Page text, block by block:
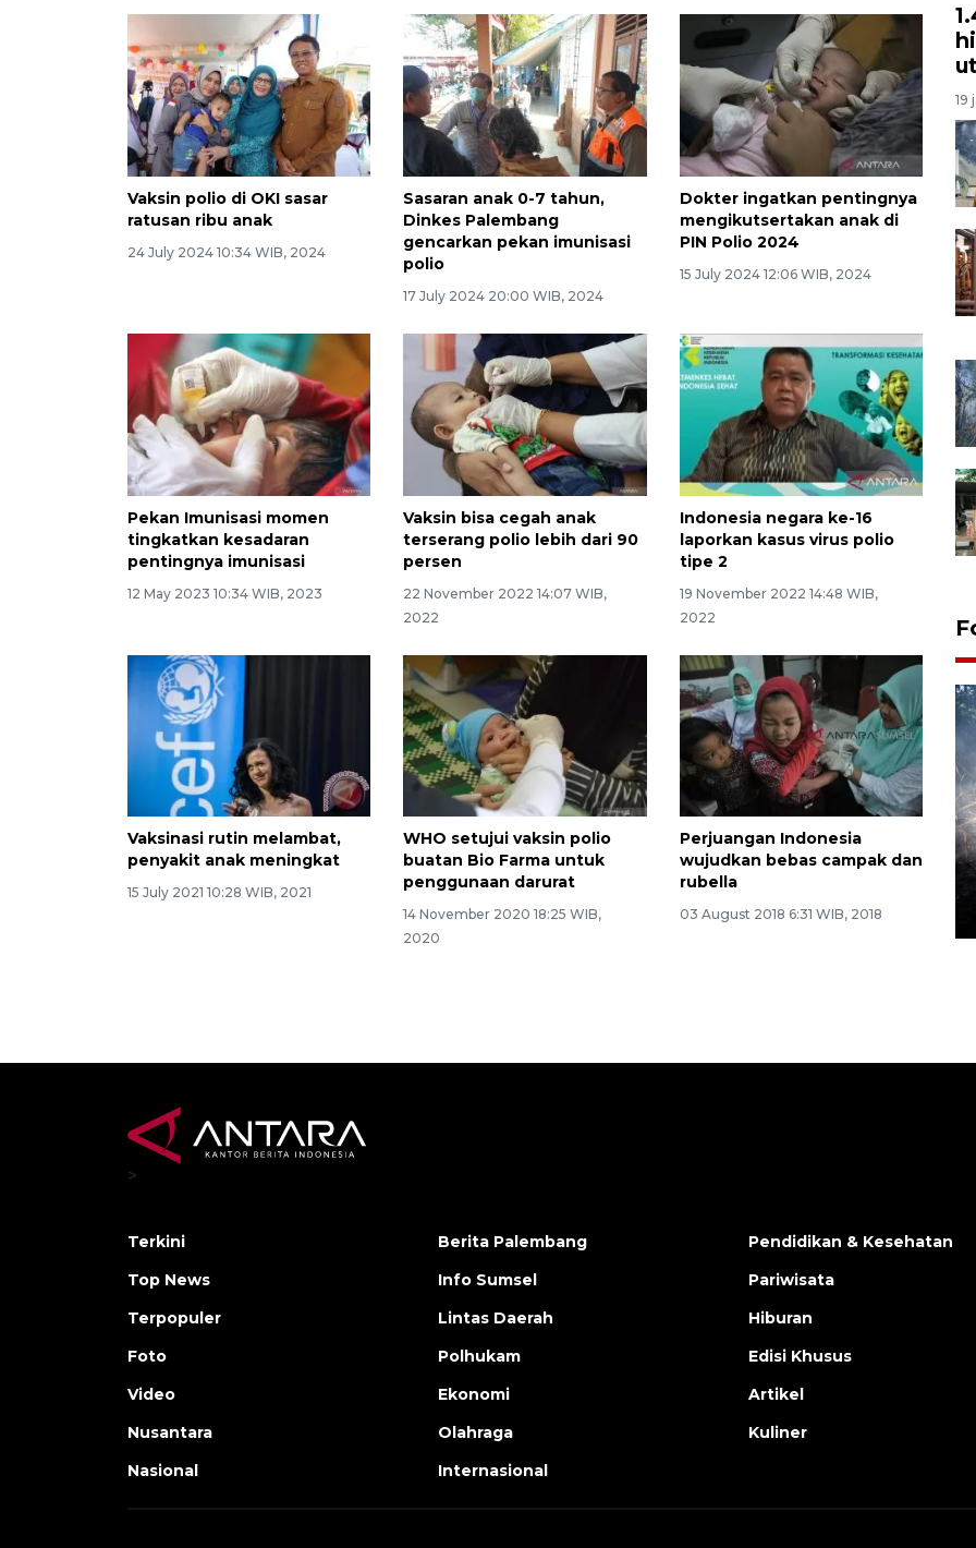
Vaksin polio di OKI sasar
ratusan ribu anak
24 July 2024 10:34 WIB, 2024
Sasaran anak 0-7 tahun,
Dinkes Palembang
gencarkan pekan imunisasi
polio
17 July 2024 20:00 WIB, 2024
Dokter ingatkan pentingnya
mengikutsertakan anak di
PIN Polio 2024
15 July 2024 12:06 WIB, 2024
Pekan Imunisasi momen
tingkatkan kesadaran
pentingnya imunisasi
12 May 2023 10:34 WIB, 2023
Vaksin bisa cegah anak
terserang polio lebih dari 90
persen
22 November 2022 14:07 WIB,
2022
Indonesia negara ke-16
laporkan kasus virus polio
tipe 2
19 November 2022 14:48 WIB,
2022
Vaksinasi rutin melambat,
penyakit anak meningkat
15 July 2021 10:28 WIB, 2021
WHO setujui vaksin polio
buatan Bio Farma untuk
penggunaan darurat
14 November 2020 18:25 WIB,
2020
Perjuangan Indonesia
wujudkan bebas campak dan
rubella
03 August 2018 6:31 WIB, 2018
19
Alokasi anggaran untuk bibit
kopi arabika Gayo
15 June 2026 11:15 WIB
>
Terkini
Top News
Terpopuler
Foto
Video
Nusantara
Nasional
Berita Palembang
Info Sumsel
Lintas Daerah
Polhukam
Ekonomi
Olahraga
Internasional
Pendidikan & Kesehatan
Pariwisata
Hiburan
Edisi Khusus
Artikel
Kuliner